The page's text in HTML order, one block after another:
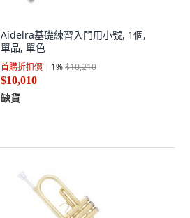
Aidelra基礎練習入門用小號, 1個,
單品, 單色
首購折扣價 1%$10,210
$10,010
缺貨